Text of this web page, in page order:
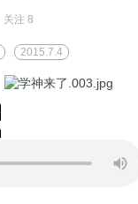
关注 8
2015.7.4